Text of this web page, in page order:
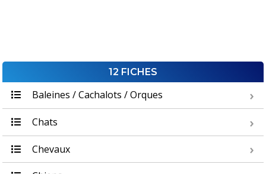
12 FICHES
Baleines / Cachalots / Orques
Chats
Chevaux